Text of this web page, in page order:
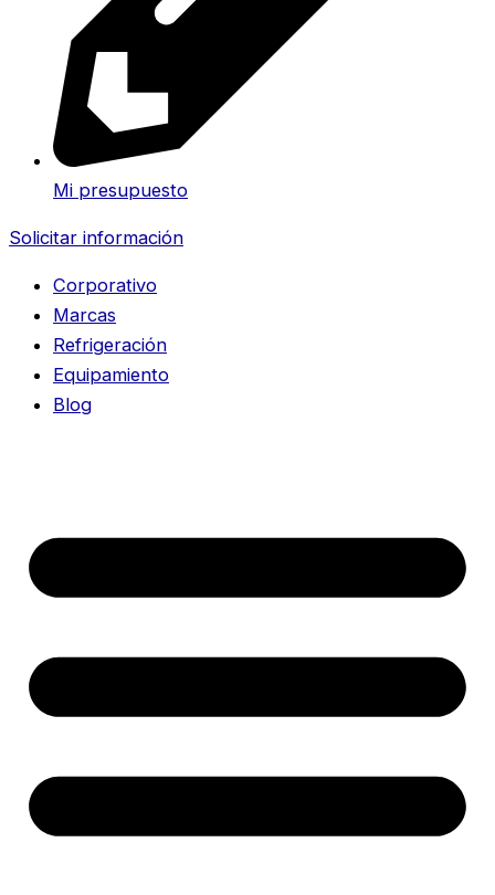
Mi presupuesto
Solicitar información
Corporativo
Marcas
Refrigeración
Equipamiento
Blog